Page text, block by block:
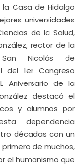
Casa de Hidalgo
universidades
de la Salud,
rector de la
San Nicolás de
del 1er Congreso
Aniversario de la
destacó el
y alumnos por
dependencia
décadas con un
de muchos,
el humanismo que